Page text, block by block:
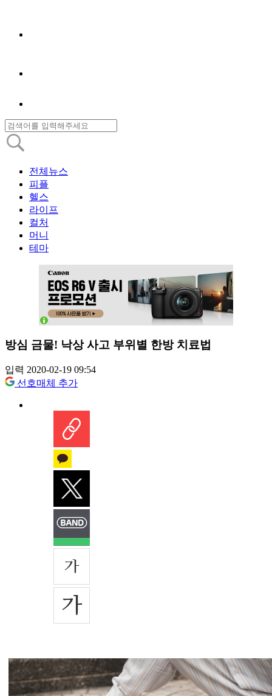
전체뉴스
피플
헬스
라이프
컬처
머니
테마
방심 금물! 낙상 사고 부위별 한방 치료법
입력 2020-02-19 09:54
선호매체 추가